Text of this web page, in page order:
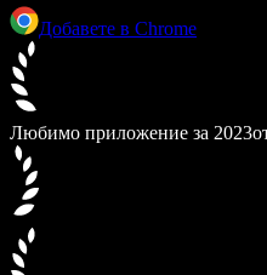
Добавете в Chrome
Любимо приложение за 2023